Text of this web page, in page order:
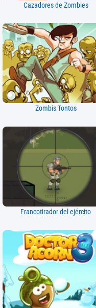
Cazadores de Zombies
Zombis Tontos
Francotirador del ejército